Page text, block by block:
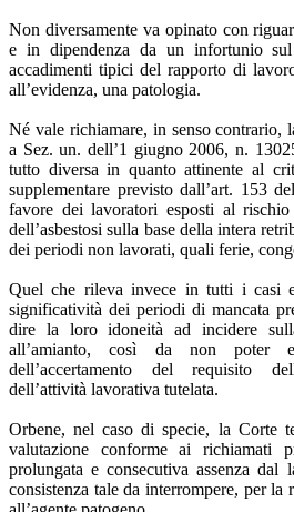
Non diversamente va opinato con
e in dipendenza da un infortunio
accadimenti tipici del rapporto di
all’evidenza, una patologia.
Né vale richiamare, in senso contrario,
a Sez. un. dell’1 giugno 2006, n.
tutto diversa in quanto attinente al
supplementare previsto dall’art. 153 del
favore dei lavoratori esposti al
dell’asbestosi sulla base della intera
dei periodi non lavorati, quali ferie,
Quel che rileva invece in tutti i casi
significatività dei periodi di mancata
dire la loro idoneità ad incidere
all’amianto, così da non poter
dell’accertamento del requisito
dell’attività lavorativa tutelata.
Orbene, nel caso di specie, la Corte
valutazione conforme ai richiamati
prolungata e consecutiva assenza
consistenza tale da interrompere, per la